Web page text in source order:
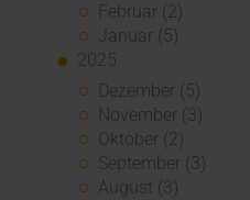
Februar (2)
Januar (5)
2025
Dezember (5)
November (3)
Oktober (2)
September (3)
August (3)